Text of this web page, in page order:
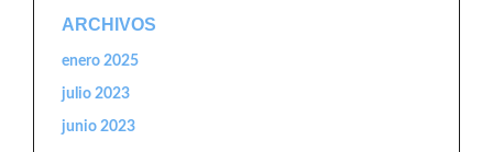
ARCHIVOS
enero 2025
julio 2023
junio 2023